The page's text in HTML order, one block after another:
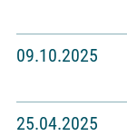
09.10.2025
25.04.2025